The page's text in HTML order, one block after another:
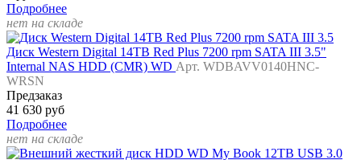
Подробнее
нет на складе
Диск Western Digital 14TB Red Plus 7200 rpm SATA III 3.5"
Internal NAS HDD (CMR) WD Арт. WDBAVV0140HNC-
WRSN
Предзаказ
41 630 руб
Подробнее
нет на складе